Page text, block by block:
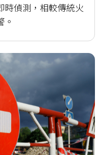
時偵測，相較傳統火
。